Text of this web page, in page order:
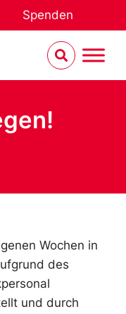
Spenden
Wochen in
des
und durch